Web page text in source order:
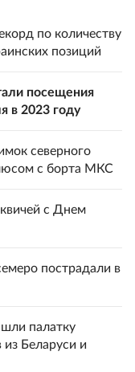
по количеству
позиций
посещения
в 2023 году
северного
с борта МКС
с Днем
пострадали в
палатку
Беларуси и